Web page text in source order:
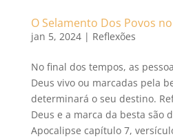
O Selamento Dos Povos
jan 5, 2024| Reflexões
No final dos tempos, as
Deus vivo ou marcadas pela
determinará o seu destino.
Deus e a marca da besta são
Apocalipse capítulo 7,